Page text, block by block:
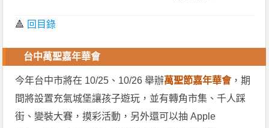
🔺 回目錄
台中萬聖嘉年華會
今年台中市將在 10/25、10/26 舉辦萬聖節嘉年華會，期
間將設置充氣城堡讓孩子遊玩，並有轉角市集、千人踩
街、變裝大賽，摸彩活動，另外還可以抽 Apple